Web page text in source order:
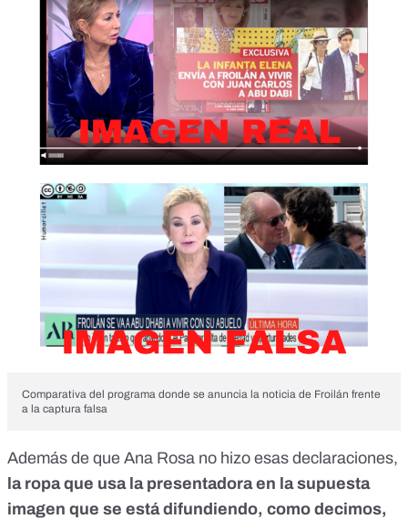
Comparativa del programa donde se anuncia la noticia de Froilán frente
a la captura falsa
Además de que Ana Rosa no hizo esas declaraciones,
la ropa que usa la presentadora en la supuesta
imagen que se está difundiendo, como decimos,